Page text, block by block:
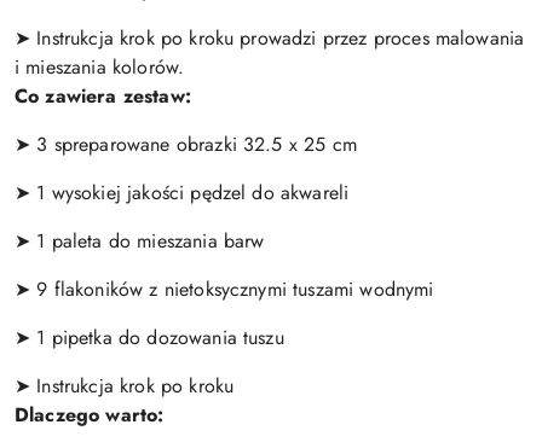
➤ Instrukcja krok po kroku prowadzi przez proces malowania
i mieszania kolorów.
Co zawiera zestaw:
➤ 3 spreparowane obrazki 32.5 x 25 cm
➤ 1 wysokiej jakości pędzel do akwareli
➤ 1 paleta do mieszania barw
➤ 9 flakoników z nietoksycznymi tuszami wodnymi
➤ 1 pipetka do dozowania tuszu
➤ Instrukcja krok po kroku
Dlaczego warto: